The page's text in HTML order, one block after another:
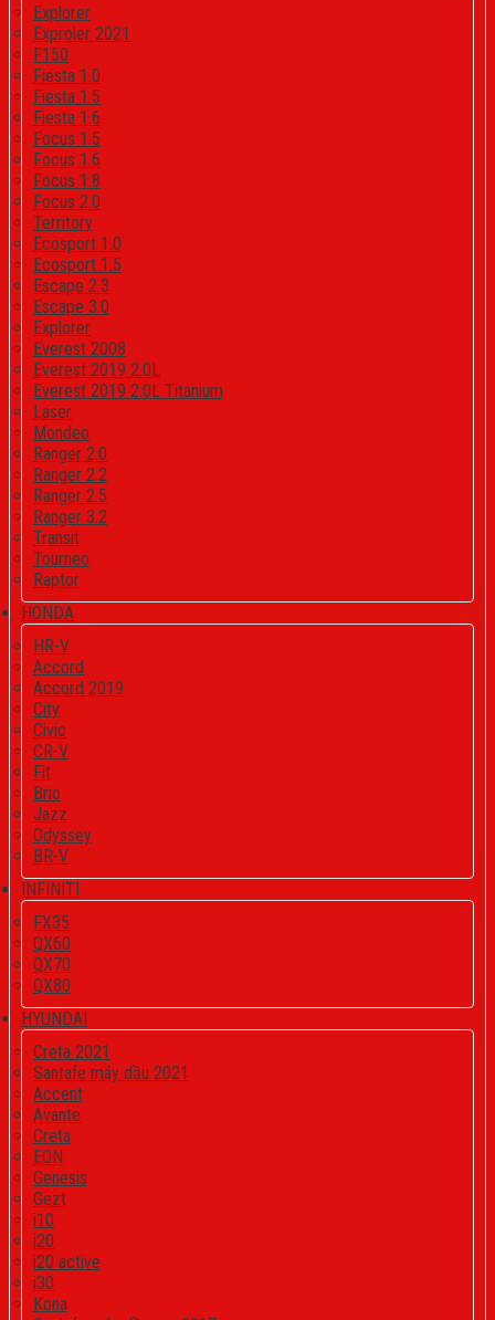
Explorer
Exproler 2021
F150
Fiesta 1.0
Fiesta 1.5
Fiesta 1.6
Focus 1.5
Focus 1.6
Focus 1.8
Focus 2.0
Territory
Ecosport 1.0
Ecosport 1.5
Escape 2.3
Escape 3.0
Explorer
Everest 2008
Everest 2019 2.0L
Everest 2019 2.0L Titanium
Laser
Mondeo
Ranger 2.0
Ranger 2.2
Ranger 2.5
Ranger 3.2
Transit
Tourneo
Raptor
HONDA
HR-V
Accord
Accord 2019
City
Civic
CR-V
Fit
Brio
Jazz
Odyssey
BR-V
INFINITI
FX35
QX60
QX70
QX80
HYUNDAI
Creta 2021
Santafe máy dầu 2021
Accent
Avante
Creta
EON
Genesis
Gezt
i10
i20
i20 active
i30
Kona